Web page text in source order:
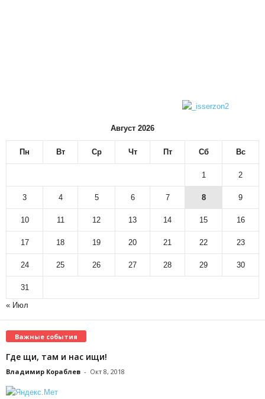
Август 2026
Пн Вт Ср Чт Пт Сб Вс
1 2
3 4 5 6 7 8 9
10 11 12 13 14 15 16
17 18 19 20 21 22 23
24 25 26 27 28 29 30
31
« Июл
Важные события
Где щи, там и нас ищи!
Владимир Кораблев - Окт 8, 2018